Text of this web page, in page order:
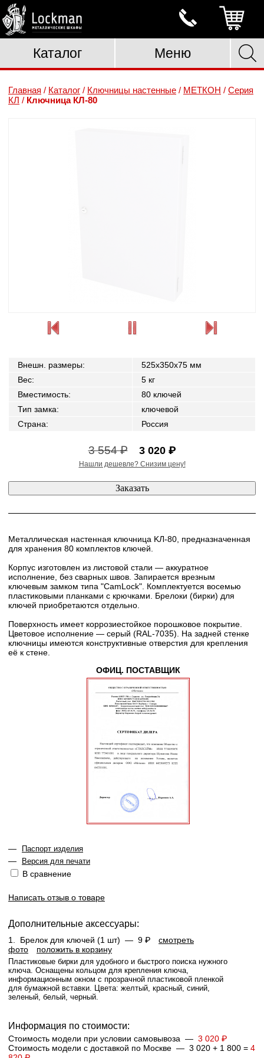
Каталог Меню
Главная / Каталог / Ключницы настенные / МЕТКОН / Серия
КЛ / Ключница КЛ-80
Внешн. размеры:
525x350x75 мм
Вес:
5 кг
Вместимость:
80 ключей
Тип замка:
ключевой
Страна: Россия
3 554 ₽ 3 020 ₽
Нашли дешевле? Снизим цену!
Металлическая настенная ключница KЛ-80, предназначенная
для хранения 80 комплектов ключей.
Корпус изготовлен из листовой стали — аккуратное
исполнение, без сварных швов. Запирается врезным
ключевым замком типа "CamLock". Комплектуется восемью
пластиковыми планками с крючками. Брелоки (бирки) для
ключей приобретаются отдельно.
Поверхность имеет коррозиестойкое порошковое покрытие.
Цветовое исполнение — серый (RAL-7035). На задней стенке
ключницы имеются конструктивные отверстия для крепления
её к стене.
ОФИЦ. ПОСТАВЩИК
— Паспорт изделия
— Версия для печати
В сравнение
Написать отзыв о товаре
Дополнительные аксессуары:
1. Брелок для ключей (1 шт) — 9 ₽
смотреть
фото
положить в корзину
Пластиковые бирки для удобного и быстрого поиска нужного
ключа. Оснащены кольцом для крепления ключа,
информационным окном с прозрачной пластиковой пленкой
для бумажной вставки. Цвета: желтый, красный, синий,
зеленый, белый, черный.
Информация по стоимости:
Стоимость модели при условии самовывоза — 3 020 ₽
Стоимость модели с доставкой по Москве — 3 020 + 1 800 = 4